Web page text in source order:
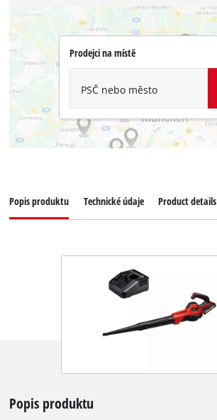
Prodejci na místě
PSČ nebo město
Popis produktu Technické údaje Product details
Popis produktu